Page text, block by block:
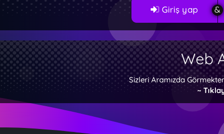
Giriş yap
Web
Sizleri Aramızda
~